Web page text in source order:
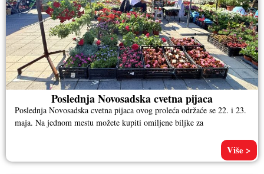
Poslednja Novosadska cvetna pijaca
Poslednja Novosadska cvetna pijaca ovog proleća održaće se 22. i 23.
maja. Na jednom mestu možete kupiti omiljene biljke za
Više >